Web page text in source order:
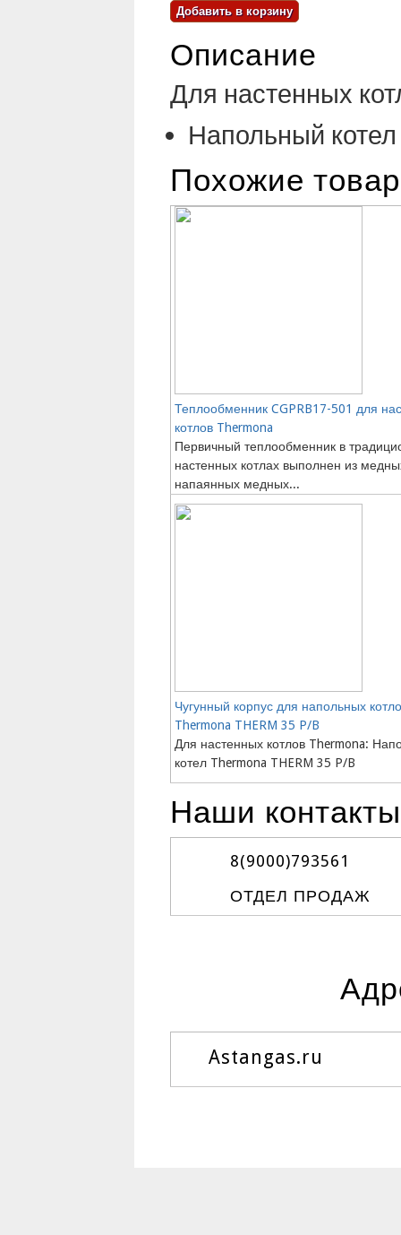
Описание
Для настенных
Напольный
Похожие
Теплообменник CGPRB17-501 для
котлов Thermona
Первичный теплообменник в
настенных котлах выполнен из
напаянных медных...
Чугунный корпус для напольных
Thermona THERM 35 P/B
Для настенных котлов Thermona:
котел Thermona THERM 35 P/B
Наши контакты
8(9000)793561
ОТДЕЛ ПРОДАЖ
Astangas.ru